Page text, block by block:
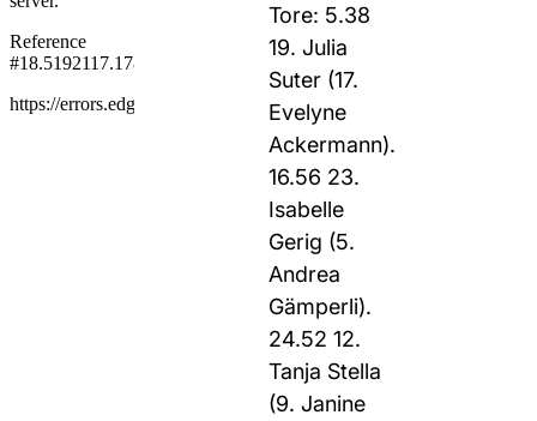
Tore: 5.38
19. Julia
Suter (17.
Evelyne
Ackermann).
16.56 23.
Isabelle
Gerig (5.
Andrea
Gämperli).
24.52 12.
Tanja Stella
(9. Janine